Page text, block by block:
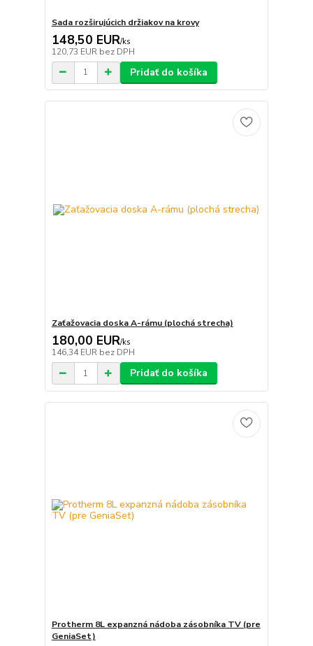
Sada rozširujúcich držiakov na krovy
148,50 EUR/ks
120,73 EUR bez DPH
Pridať do košíka
Zaťažovacia doska A-rámu (plochá strecha)
180,00 EUR/ks
146,34 EUR bez DPH
Pridať do košíka
Protherm 8L expanzná nádoba zásobníka TV (pre
GeniaSet)